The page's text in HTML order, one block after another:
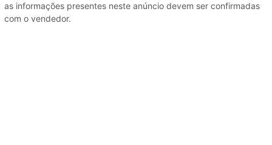
as informações presentes neste anúncio devem ser confirmadas
com o vendedor.